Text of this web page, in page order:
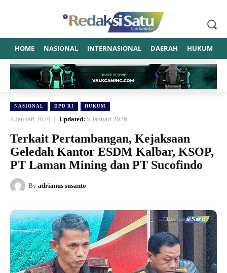
HOME NASIONAL INTERNASIONAL DAERAH HUKUM
NASIONAL DPD RI HUKUM
5 Januari 2026 Updated: 5 Januari 2026
Terkait Pertambangan, Kejaksaan
Geledah Kantor ESDM Kalbar, KSOP,
PT Laman Mining dan PT Sucofindo
By adrianus susanto